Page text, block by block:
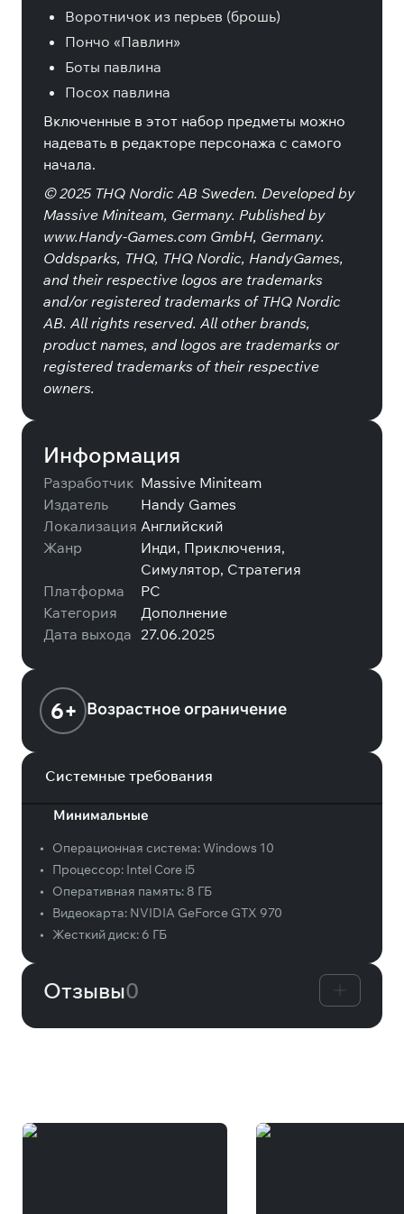
Воротничок из перьев (брошь)
Пончо «Павлин»
Боты павлина
Посох павлина
Включенные в этот набор предметы можно
надевать в редакторе персонажа с самого
начала.
© 2025 THQ Nordic AB Sweden. Developed by
Massive Miniteam, Germany. Published by
www.Handy-Games.com GmbH, Germany.
Oddsparks, THQ, THQ Nordic, HandyGames,
and their respective logos are trademarks
and/or registered trademarks of THQ Nordic
AB. All rights reserved. All other brands,
product names, and logos are trademarks or
registered trademarks of their respective
owners.
Информация
Разработчик Massive Miniteam
Издатель
Handy Games
Локализация Английский
Жанр
Инди, Приключения,
Симулятор, Стратегия
Платформа
PC
Категория
Дополнение
Дата выхода 27.06.2025
6+ Возрастное ограничение
Системные требования
Минимальные
• Операционная система:Windows 10
•
Процессор: Intel Core i5
•
Оперативная память: 8 ГБ
•
Видеокарта: NVIDIA GeForce GTX 970
•
Жесткий диск: 6 ГБ
Отзывы0